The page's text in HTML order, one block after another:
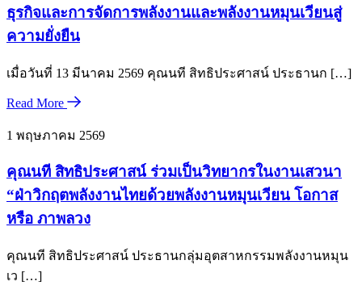
ธุรกิจและการจัดการพลังงานและพลังงานหมุนเวียนสู่
ความยั่งยืน
เมื่อวันที่ 13 มีนาคม 2569 คุณนที สิทธิประศาสน์ ประธานก […]
Read More
1 พฤษภาคม 2569
คุณนที สิทธิประศาสน์ ร่วมเป็นวิทยากรในงานเสวนา
“ฝ่าวิกฤตพลังงานไทยด้วยพลังงานหมุนเวียน โอกาส
หรือ ภาพลวง
คุณนที สิทธิประศาสน์ ประธานกลุ่มอุตสาหกรรมพลังงานหมุน
เว […]